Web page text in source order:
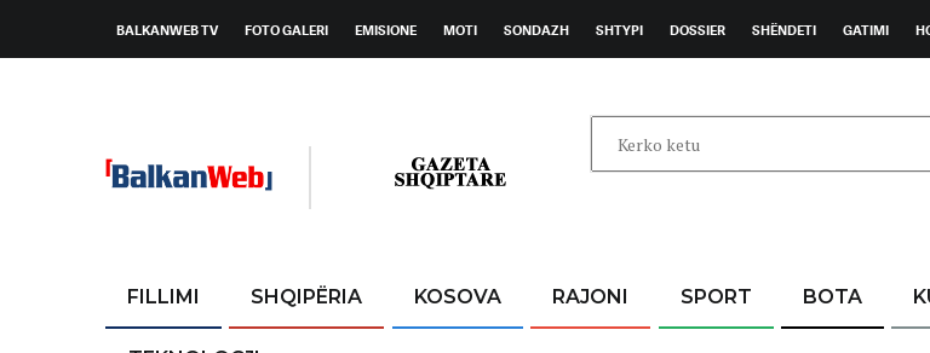
BALKANWEB TV FOTO GALERI EMISIONE MOTI SONDAZH SHTYPI DOSSIER SHËNDETI GATIMI
FILLIMI SHQIPËRIA KOSOVA RAJONI SPORT BOTA